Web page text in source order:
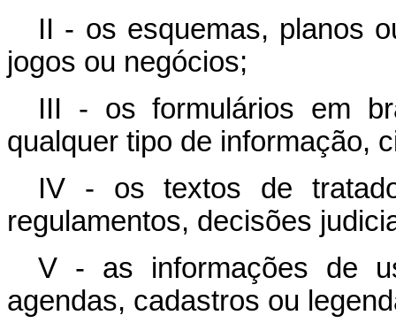
II - os esquemas, planos
jogos ou negócios;
III - os formulários em
qualquer tipo de informação,
IV - os textos de
regulamentos, decisões
V - as informações de
agendas, cadastros ou